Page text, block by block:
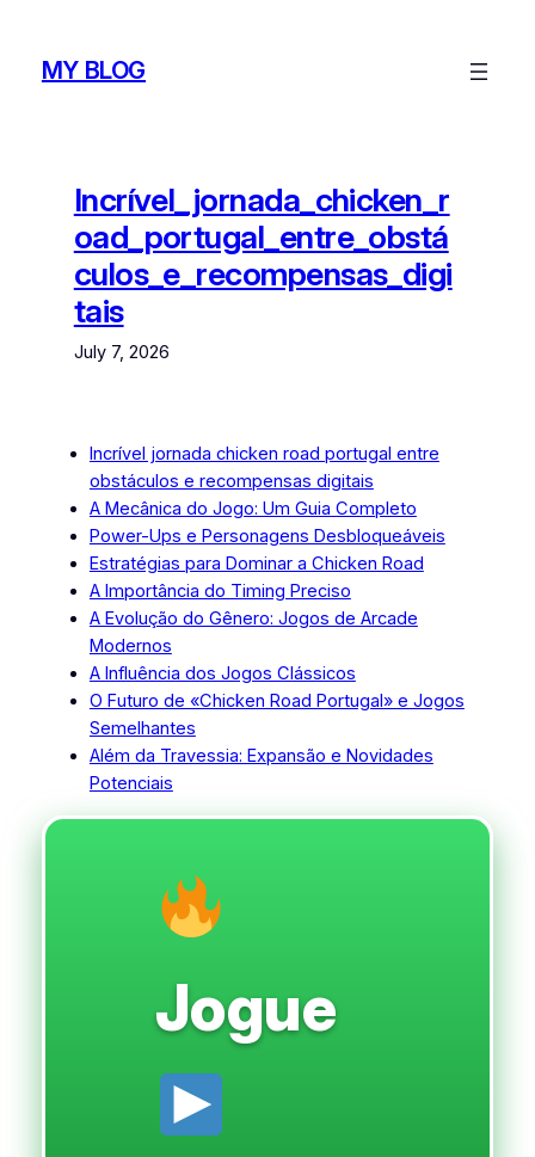
contentMY BLOG
Incrível_jornada_chicken_r
oad_portugal_entre_obstá
culos_e_recompensas_digi
tais
July 7, 2026
Incrível jornada chicken road portugal entre
obstáculos e recompensas digitais
A Mecânica do Jogo: Um Guia Completo
Power-Ups e Personagens Desbloqueáveis
Estratégias para Dominar a Chicken Road
A Importância do Timing Preciso
A Evolução do Gênero: Jogos de Arcade
Modernos
A Influência dos Jogos Clássicos
O Futuro de «Chicken Road Portugal» e Jogos
Semelhantes
Além da Travessia: Expansão e Novidades
Potenciais
Jogue